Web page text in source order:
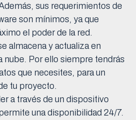
sus requerimientos de
son mínimos, ya que
el poder de la red.
almacena y actualiza en
nube. Por ello siempre tendrás
que necesites, para un
tu proyecto.
a través de un dispositivo
una disponibilidad 24/7.